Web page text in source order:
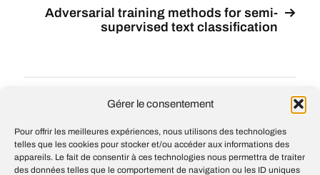
Gérer le consentement
Pour offrir les meilleures expériences, nous utilisons des technologies
telles que les cookies pour stocker et/ou accéder aux informations des
appareils. Le fait de consentir à ces technologies nous permettra de traiter
des données telles que le comportement de navigation ou les ID uniques
Adversarial training methods for semi-
supervised text classification